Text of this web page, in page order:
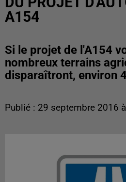
A154
Si le projet de l'A154
nombreux terrains
disparaîtront, environ
Publié : 29 septembre 2016